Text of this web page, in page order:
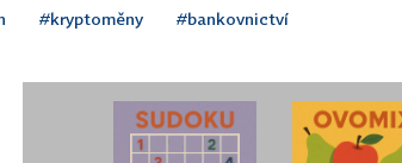
#kryptoměny #bankovnictví